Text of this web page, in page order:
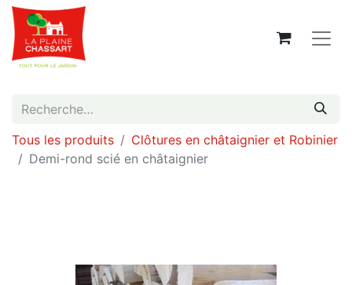
Tous les produits
Clôtures en châtaignier et Robinier
Demi-rond scié en châtaignier